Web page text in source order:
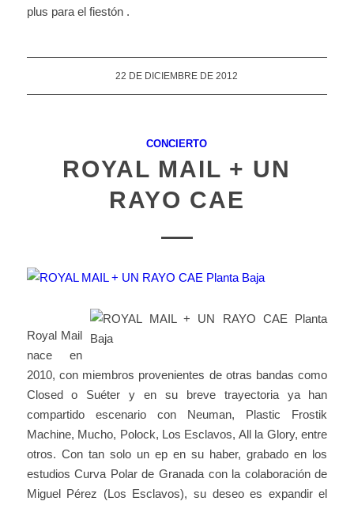
plus para el fiestón .
22 DE DICIEMBRE DE 2012
CONCIERTO
ROYAL MAIL + UN
RAYO CAE
Royal Mail
nace en
2010, con miembros provenientes de otras bandas como
Closed o Suéter y en su breve trayectoria ya han
compartido escenario con Neuman, Plastic Frostik
Machine, Mucho, Polock, Los Esclavos, All la Glory, entre
otros. Con tan solo un ep en su haber, grabado en los
estudios Curva Polar de Granada con la colaboración de
Miguel Pérez (Los Esclavos), su deseo es expandir el